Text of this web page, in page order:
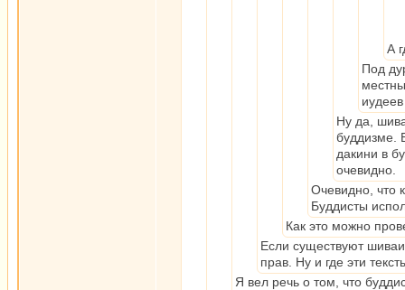
А
Под
Ну да,
буддизме.
дакини в
очевидно.
Очевидно, что
Буддисты
Как это можно
Если существуют
прав. Ну и где эти
Я вел речь о том, что